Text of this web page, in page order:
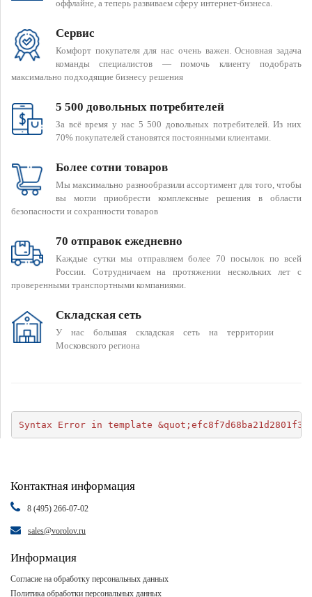
оффлайне, а теперь развиваем сферу интернет-бизнеса.
Сервис
Комфорт покупателя для нас очень важен. Основная задача
команды специалистов — помочь клиенту подобрать
максимально подходящие бизнесу решения
5 500 довольных потребителей
За всё время у нас 5 500 довольных потребителей. Из них
70% покупателей становятся постоянными клиентами.
Более сотни товаров
Мы максимально разнообразили ассортимент для того, чтобы
вы могли приобрести комплексные решения в области
безопасности и сохранности товаров
70 отправок ежедневно
Каждые сутки мы отправляем более 70 посылок по всей
России. Сотрудничаем на протяжении нескольких лет с
проверенными транспортными компаниями.
Складская сеть
У нас большая складская сеть на территории
Московского региона
Syntax Error in template
Контактная информация
8 (495) 266-07-02
sales@vorolov.ru
Информация
Согласие на обработку персональных данных
Политика обработки персональных данных